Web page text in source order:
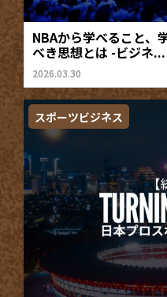
NBAから学べること、
べき思想とは -ビジネ...
2026.03.30
スポーツビジネス